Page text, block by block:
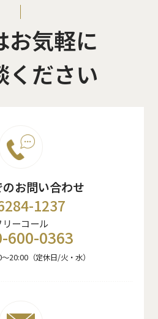
お気軽に
ください
お問い合わせ
1237
リーコール
600-0363
20:00（定休日/火・水）